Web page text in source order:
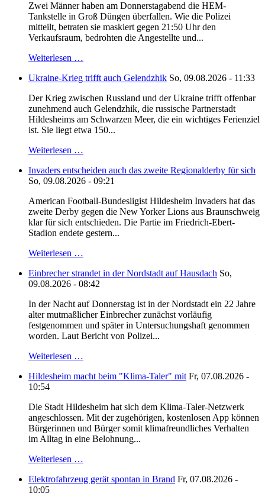
Zwei Männer haben am Donnerstagabend die HEM-
Tankstelle in Groß Düngen überfallen. Wie die Polizei
mitteilt, betraten sie maskiert gegen 21:50 Uhr den
Verkaufsraum, bedrohten die Angestellte und...
Weiterlesen …
Ukraine-Krieg trifft auch Gelendzhik So, 09.08.2026 - 11:33
Der Krieg zwischen Russland und der Ukraine trifft offenbar
zunehmend auch Gelendzhik, die russische Partnerstadt
Hildesheims am Schwarzen Meer, die ein wichtiges Ferienziel
ist. Sie liegt etwa 150...
Weiterlesen …
Invaders entscheiden auch das zweite Regionalderby für sich
So, 09.08.2026 - 09:21
American Football-Bundesligist Hildesheim Invaders hat das
zweite Derby gegen die New Yorker Lions aus Braunschweig
klar für sich entschieden. Die Partie im Friedrich-Ebert-
Stadion endete gestern...
Weiterlesen …
Einbrecher strandet in der Nordstadt auf Hausdach So,
09.08.2026 - 08:42
In der Nacht auf Donnerstag ist in der Nordstadt ein 22 Jahre
alter mutmaßlicher Einbrecher zunächst vorläufig
festgenommen und später in Untersuchungshaft genommen
worden. Laut Bericht von Polizei...
Weiterlesen …
Hildesheim macht beim "Klima-Taler" mit Fr, 07.08.2026 -
10:54
Die Stadt Hildesheim hat sich dem Klima-Taler-Netzwerk
angeschlossen. Mit der zugehörigen, kostenlosen App können
Bürgerinnen und Bürger somit klimafreundliches Verhalten
im Alltag in eine Belohnung...
Weiterlesen …
Elektrofahrzeug gerät spontan in Brand Fr, 07.08.2026 -
10:05